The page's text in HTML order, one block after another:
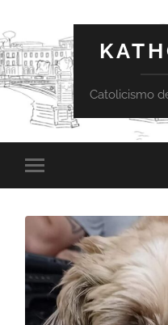
Catolicismo
Toggle
mobile